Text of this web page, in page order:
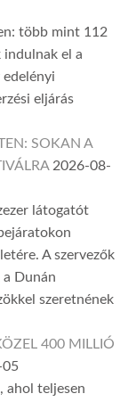
több mint 112
el a
eljárás
SOKAN A
2026-08-
látogatót
A szervezők
Dunán
szeretnének
400 MILLIÓ
05
ahol teljesen